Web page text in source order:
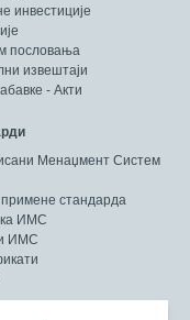
инвестиције
пословања
извештаји
- Акти
Менаџмент Систем
стандарда
ИМС
ИМС